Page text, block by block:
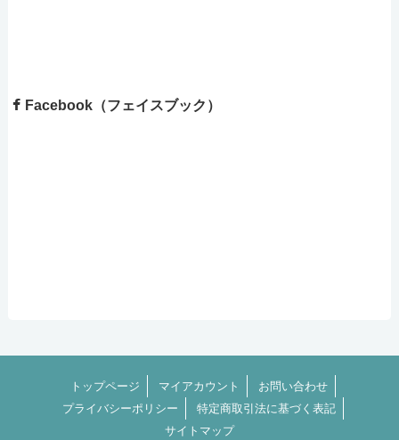
Facebook（フェイスブック）
トップページ マイアカウント
お問い合わせ
プライバシーポリシー
特定商取引法に基づく表記
サイトマップ